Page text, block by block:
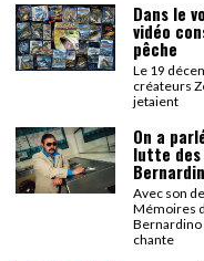
Dans le
vidéo
pêche
Le 19
créateurs
jetaient
On a
lutte des
Avec son
Mémoires
chante